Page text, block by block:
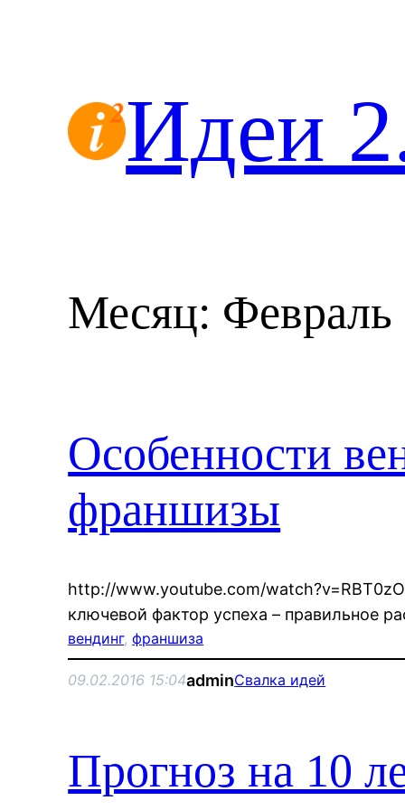
Идеи
Месяц: Февраль
Особенности
франшизы
http://www.youtube.com/
ключевой фактор успеха – правильное
вендинг, франшиза
09.02.2016 15:04adminСвалка идей
Прогноз на 10